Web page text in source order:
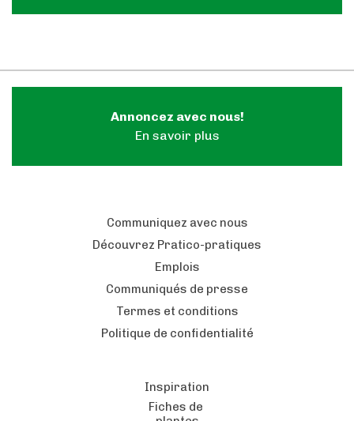
Annoncez avec nous!
En savoir plus
Communiquez avec nous
Découvrez Pratico-pratiques
Emplois
Communiqués de presse
Termes et conditions
Politique de confidentialité
Inspiration
Fiches de